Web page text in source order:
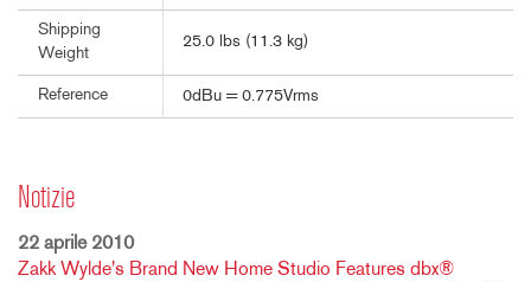
Shipping
Weight
25.0 lbs (11.3 kg)
Reference 0dBu = 0.775Vrms
Notizie
22 aprile 2010
Zakk Wylde's Brand New Home Studio Features dbx®